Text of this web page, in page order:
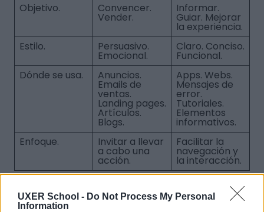
UXER School - Do Not Process My Personal
Information
Objetivo. Convencer.
Vender.
Informar.
Guiar. Mejorar
la experiencia.
Estilo.
Persuasivo.
Emocional.
Claro. Conciso.
Funcional.
Dónde se usa.
Anuncios.
Emails de
ventas.
Landing pages.
Artículos.
Blogs.
Apps. Webs.
Mensajes de
error.
Tutoriales.
Elementos
informativos.
Enfoque.
Invitar a llevar
a cabo una
acción.
Facilitar la
navegación y
la interacción.